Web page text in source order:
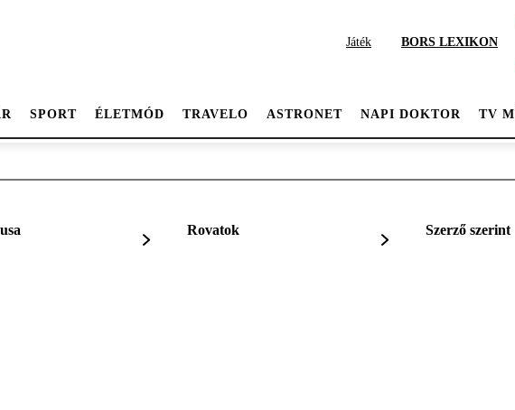
Játék BORS LEXIKON
SPORT ÉLETMÓD TRAVELO ASTRONET NAPI DOKTOR TV
Rovatok Szerző szerint